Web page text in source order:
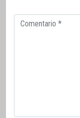
Comentario